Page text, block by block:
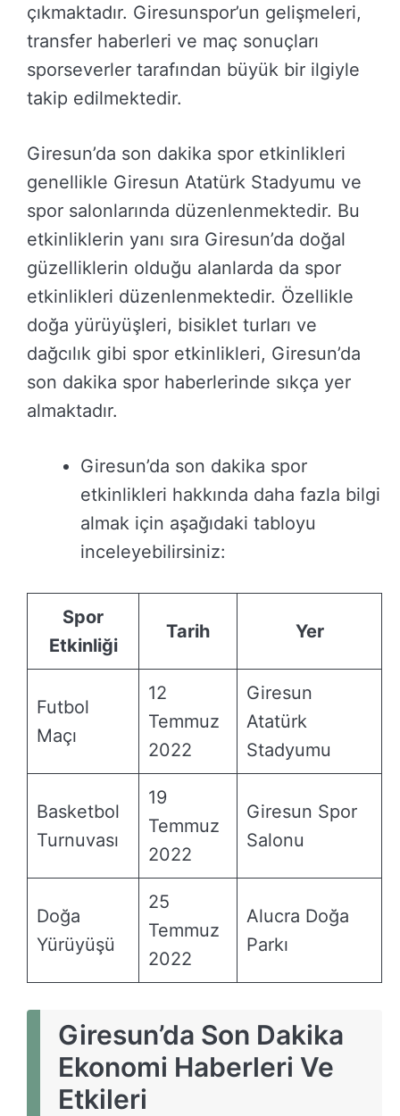
çıkmaktadır. Giresunspor’un gelişmeleri,
transfer haberleri ve maç sonuçları
sporseverler tarafından büyük bir ilgiyle
takip edilmektedir.
Giresun’da son dakika spor etkinlikleri
genellikle Giresun Atatürk Stadyumu ve
spor salonlarında düzenlenmektedir. Bu
etkinliklerin yanı sıra Giresun’da doğal
güzelliklerin olduğu alanlarda da spor
etkinlikleri düzenlenmektedir. Özellikle
doğa yürüyüşleri, bisiklet turları ve
dağcılık gibi spor etkinlikleri, Giresun’da
son dakika spor haberlerinde sıkça yer
almaktadır.
Giresun’da son dakika spor
etkinlikleri hakkında daha fazla bilgi
almak için aşağıdaki tabloyu
inceleyebilirsiniz:
Spor
Etkinliği
Tarih Yer
Futbol
Maçı
12
Temmuz
2022
Giresun
Atatürk
Stadyumu
Basketbol
Turnuvası
19
Temmuz
2022
Giresun Spor
Salonu
Doğa
Yürüyüşü
25
Temmuz
2022
Alucra Doğa
Parkı
Giresun’da Son Dakika
Ekonomi Haberleri Ve
Etkileri